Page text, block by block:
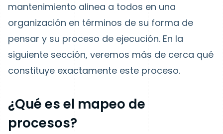
mantenimiento alinea a todos en una
organización en términos de su forma de
pensar y su proceso de ejecución. En la
siguiente sección, veremos más de cerca qué
constituye exactamente este proceso.
¿Qué es el mapeo de
procesos?